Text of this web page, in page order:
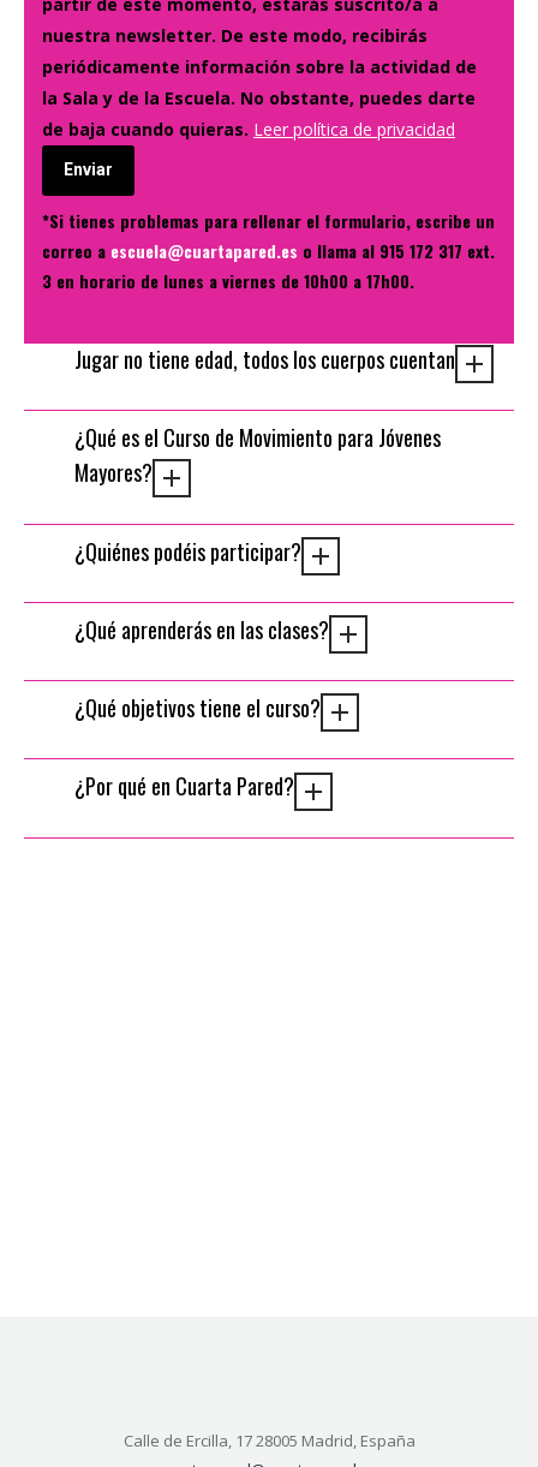
nuestra newsletter. De este modo, recibirás
periódicamente información sobre la actividad de
la Sala y de la Escuela. No obstante, puedes darte
de baja cuando quieras. Leer política de privacidad
Enviar
*Si tienes problemas para rellenar el formulario, escribe un
correo a escuela@cuartapared.es o llama al 915 172 317 ext.
3 en horario de lunes a viernes de 10h00 a 17h00.
Jugar no tiene edad, todos los cuerpos cuentan
¿Qué es el Curso de Movimiento para Jóvenes
Mayores?
¿Quiénes podéis participar?
¿Qué aprenderás en las clases?
¿Qué objetivos tiene el curso?
¿Por qué en Cuarta Pared?
Calle de Ercilla, 17 28005 Madrid, España